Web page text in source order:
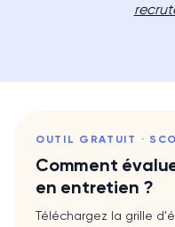
OUTIL GRATUIT ·
Comment
en entretien ?
Téléchargez la grille